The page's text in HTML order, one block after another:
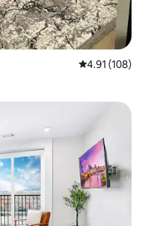
평점 4.91점(5
4.91 (108)